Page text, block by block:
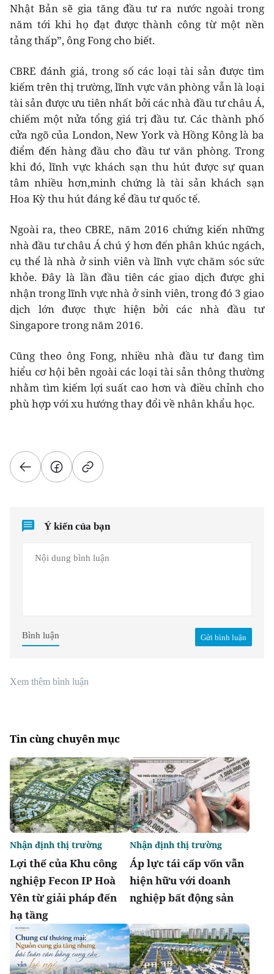
Nhật Bản sẽ gia tăng đầu tư ra nước ngoài trong
năm tới khi họ đạt được thành công từ một nền
tảng thấp”, ông Fong cho biết.
CBRE đánh giá, trong số các loại tài sản được tìm
kiếm trên thị trường, lĩnh vực văn phòng vẫn là loại
tài sản được ưu tiên nhất bởi các nhà đầu tư châu Á,
chiếm một nửa tổng giá trị đầu tư. Các thành phố
cửa ngõ của London, New York và Hồng Kông là ba
điểm đến hàng đầu cho đầu tư văn phòng. Trong
khi đó, lĩnh vực khách sạn thu hút được sự quan
tâm nhiều hơn,minh chứng là tài sản khách sạn
Hoa Kỳ thu hút đáng kể đầu tư quốc tế.
Ngoài ra, theo CBRE, năm 2016 chứng kiến những
nhà đầu tư châu Á chú ý hơn đến phân khúc ngách,
cụ thể là nhà ở sinh viên và lĩnh vực chăm sóc sức
khỏe. Đây là lần đầu tiên các giao dịch được ghi
nhận trong lĩnh vực nhà ở sinh viên, trong đó 3 giao
dịch lớn được thực hiện bởi các nhà đầu tư
Singapore trong năm 2016.
Cũng theo ông Fong, nhiều nhà đầu tư đang tìm
hiểu cơ hội bên ngoài các loại tài sản thông thường
nhằm tìm kiếm lợi suất cao hơn và điều chỉnh cho
phù hợp với xu hướng thay đổi về nhân khẩu học.
Ý kiến của bạn
Gửi bình luận
Bình luận
Xem thêm bình luận
Tin cùng chuyên mục
Lợi thế của Khu công
nghiệp Fecon IP Hoà
Yên từ giải pháp đến
hạ tầng
Nhận định thị trường
Áp lực tái cấp vốn vẫn
hiện hữu với doanh
nghiệp bất động sản
Nhận định thị trường